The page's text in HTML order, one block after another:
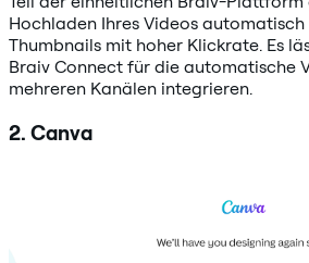
Hochladen Ihres Videos
Thumbnails mit hoher Klickrate. Es
Braiv Connect für die automatische
mehreren Kanälen integrieren.
2. Canva